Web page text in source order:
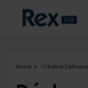
Home Initiative